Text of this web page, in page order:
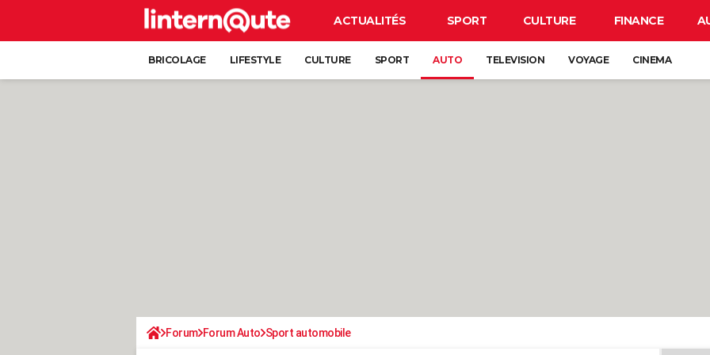
ACTUALITÉS SPORT CULTURE FINANCE
BRICOLAGE LIFESTYLE CULTURE SPORT AUTO TELEVISION VOYAGE CINEMA
Forum Forum Auto Sport automobile